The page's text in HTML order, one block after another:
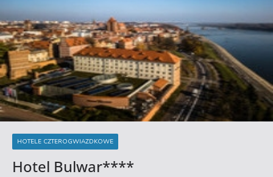
HOTELE CZTEROGWIAZDKOWE
Hotel Bulwar****